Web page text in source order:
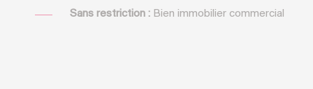
Sans restriction : Bien immobilier commercial